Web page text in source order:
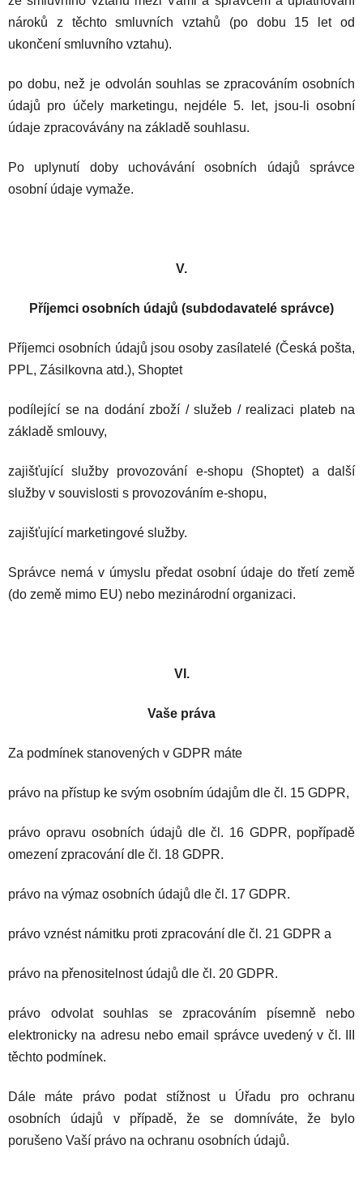
nároků z těchto smluvních vztahů (po dobu 15 let od
ukončení smluvního vztahu).
po dobu, než je odvolán souhlas se zpracováním osobních
údajů pro účely marketingu, nejdéle5. let, jsou-li osobní
údaje zpracovávány na základě souhlasu.
Po uplynutí doby uchovávání osobních údajů správce
osobní údaje vymaže.
V.
Příjemci osobních údajů (subdodavatelé správce)
Příjemci osobních údajů jsou osobyzasílatelé (Česká pošta,
PPL, Zásilkovna atd.), Shoptet
podílející se na dodání zboží / služeb / realizaci plateb na
základě smlouvy,
zajišťující služby provozování e-shopu (Shoptet) a další
služby v souvislosti s provozováním e-shopu,
zajišťující marketingové služby.
Správce nemá v úmyslu předat osobní údaje do třetí země
(do země mimo EU) nebo mezinárodní organizaci.
VI.
Vaše práva
Za podmínek stanovených v GDPR máte
právo na přístup ke svým osobním údajům dle čl. 15 GDPR,
právo opravu osobních údajů dle čl. 16 GDPR, popřípadě
omezení zpracování dle čl. 18 GDPR.
právo na výmaz osobních údajů dle čl. 17 GDPR.
právo vznést námitku proti zpracování dle čl. 21 GDPR a
právo na přenositelnost údajů dle čl. 20 GDPR.
právo odvolat souhlas se zpracováním písemně nebo
elektronicky na adresu nebo email správce uvedený v čl. III
těchto podmínek.
Dále máte právo podat stížnost u Úřadu pro ochranu
osobních údajů v případě, že se domníváte, že bylo
porušeno Vaší právo na ochranu osobních údajů.